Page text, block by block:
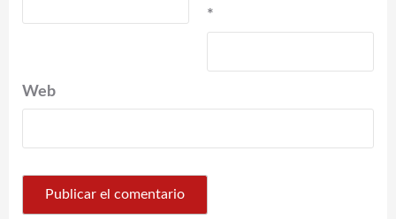
*
Web